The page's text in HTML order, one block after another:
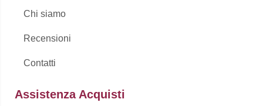
Chi siamo
Recensioni
Contatti
Assistenza Acquisti